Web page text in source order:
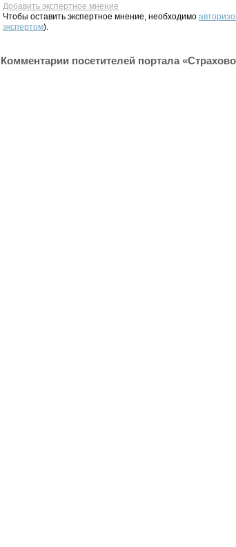
Добавить экспертное мнение
Чтобы оставить экспертное мнение, необходимо
экспертом).
Комментарии посетителей портала